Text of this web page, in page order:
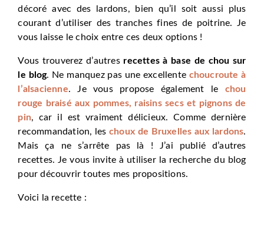
décoré avec des lardons, bien qu’il soit aussi plus
courant d’utiliser des tranches fines de poitrine. Je
vous laisse le choix entre ces deux options !
Vous trouverez d’autres recettes à base de chou sur
le blog. Ne manquez pas une excellente choucroute à
l’alsacienne. Je vous propose également le chou
rouge braisé aux pommes, raisins secs et pignons de
pin, car il est vraiment délicieux. Comme dernière
recommandation, leschoux de Bruxelles aux lardons.
Mais ça ne s’arrête pas là ! J’ai publié d’autres
recettes. Je vous invite à utiliser la recherche du blog
pour découvrir toutes mes propositions.
Voici la recette :